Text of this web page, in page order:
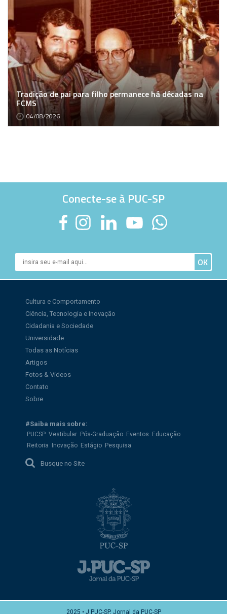
Tradição de pai para filho permanece há décadas na
FCMS
04/08/2026
Conecte-se à PUC-SP
Cultura e Comportamento
Ciência, Tecnologia e Inovação
Cidadania e Sociedade
Universidade
Todas as Notícias
Artigos
Fotos & Vídeos
Contato
Sobre
#Saiba mais sobre:
PUCSP Vestibular Pós-Graduação Eventos Educação
Reitoria Inovação Estágio Pesquisa
Busque no Site
2025 • J.PUC-SP, Jornal da PUC-SP